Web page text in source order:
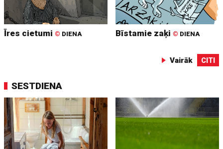
Īres cietumi © DIENA Bīstamie zaķi © DIENA
Vairāk CITI
SESTDIENA